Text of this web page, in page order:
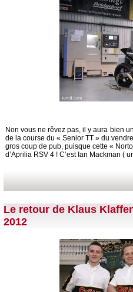
Non vous ne rêvez pas, il y aura bien
de la course du « Senior TT » du
gros coup de pub, puisque cette «
d’Aprilia RSV 4 ! C’est Ian Mackman (
Le retour de Klaus
2012